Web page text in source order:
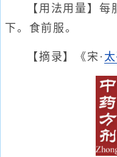
【用法用量】
下。食前服。
【摘录】《宋·